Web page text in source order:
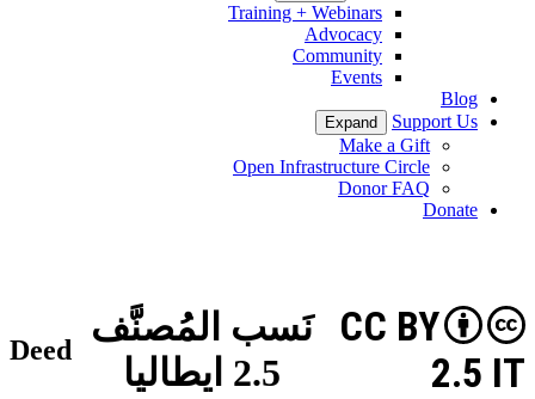
Training + Webinars
Advocacy
Community
Events
Blog
Support Us
Expand
Make a Gift
Open Infrastructure Circle
Donor FAQ
Donate
نَسب المُصنَّف
2.5 ايطاليا
CC BY
2.5 IT
Deed